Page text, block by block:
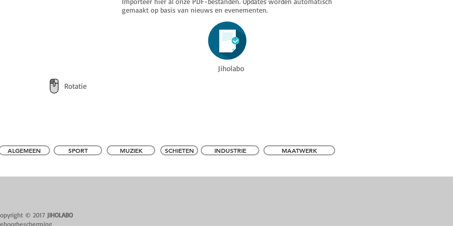
gemaakt op basis van nieuws en evenementen.
Jiholabo
Rotatie
ALGEMEEN SPORT MUZIEK SCHIETEN INDUSTRIE MAATWERK
© 2017 JIHOLABO